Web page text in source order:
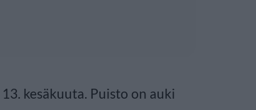
kesäkuuta. Puisto on auki